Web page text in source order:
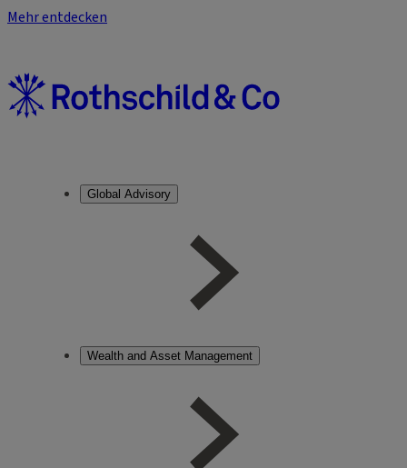
Mehr entdecken
Global Advisory
Wealth and Asset Management